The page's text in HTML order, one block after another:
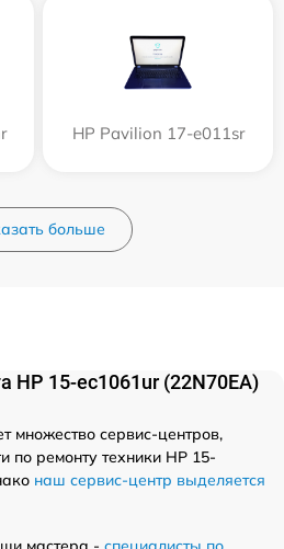
HP Pavilion 17-e011sr
больше
HP 15-ec1061ur (22N70EA)
множество сервис-центров,
по ремонту техники HP 15-
наш сервис-центр выделяется